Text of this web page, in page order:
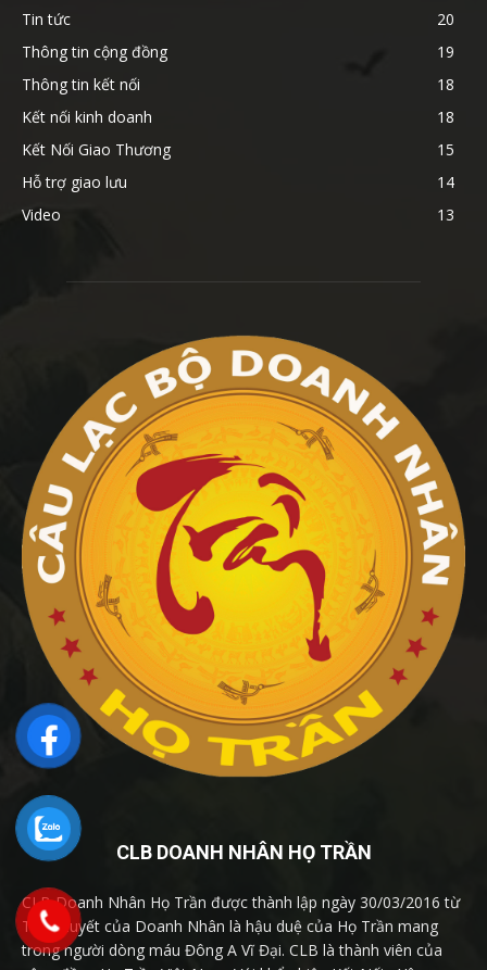
Tin tức
20
Thông tin cộng đồng
19
Thông tin kết nối
18
Kết nối kinh doanh
18
Kết Nối Giao Thương
15
Hỗ trợ giao lưu
14
Video
13
CLB DOANH NHÂN HỌ TRẦN
CLB Doanh Nhân Họ Trần được thành lập ngày 30/03/2016 từ
Tâm Huyết của Doanh Nhân là hậu duệ của Họ Trần mang
trong người dòng máu Đông A Vĩ Đại. CLB là thành viên của